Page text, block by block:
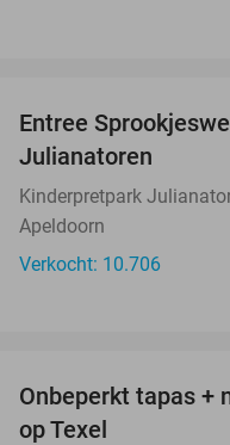
Entree
Julianatoren
Kinderpretpark
Apeldoorn
Verkocht: 10.706
Onbeperkt tapas +
op Texel